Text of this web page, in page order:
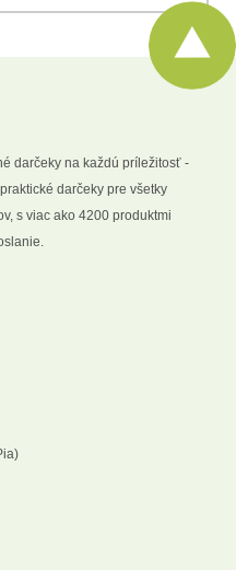
darčeky na každú príležitosť -
darčeky pre všetky
s viac ako 4200 produktmi